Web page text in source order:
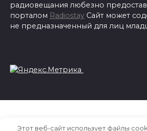
радиовещания любезно
порталом Radiostay Сайт может
не предназначенный для лиц
Этот веб-сайт использует файлы